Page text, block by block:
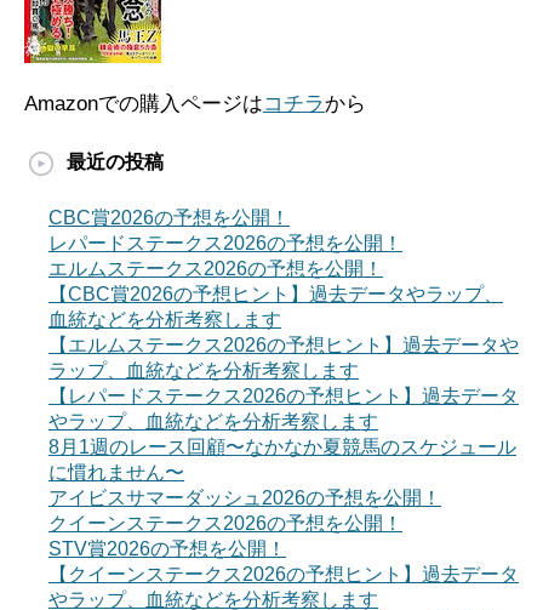
Amazonでの購入ページはコチラ から
最近の投稿
CBC賞2026の予想を公開！
レパードステークス2026の予想を公開！
エルムステークス2026の予想を公開！
【CBC賞2026の予想ヒント】過去データやラップ、
血統などを分析考察します
【エルムステークス2026の予想ヒント】過去データや
ラップ、血統などを分析考察します
【レパードステークス2026の予想ヒント】過去データ
やラップ、血統などを分析考察します
8月1週のレース回顧〜なかなか夏競馬のスケジュール
に慣れません〜
アイビスサマーダッシュ2026の予想を公開！
クイーンステークス2026の予想を公開！
STV賞2026の予想を公開！
【クイーンステークス2026の予想ヒント】過去データ
やラップ、血統などを分析考察します